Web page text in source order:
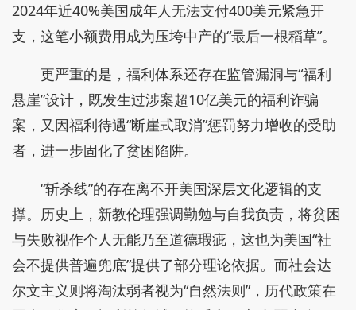
2024年近40%美国成年人无法支付400美元紧急开
支，这笔小额费用成为压垮中产的“最后一根稻草”。
更严重的是，福利体系还存在监管漏洞与“福利
悬崖”设计，既发生过涉案超10亿美元的福利诈骗
案，又因福利待遇“断崖式取消”惩罚努力增收的受助
者，进一步固化了贫困陷阱。
“斩杀线”的存在离不开美国深层文化逻辑的支
撑。历史上，新教伦理强调勤勉与自我负责，将贫困
与失败视作个人无能乃至道德瑕疵，这也为美国“社
会不提供普遍兜底”提供了部分理论依据。而社会达
尔文主义则将淘汰弱者视为“自然法则”，历代政策在